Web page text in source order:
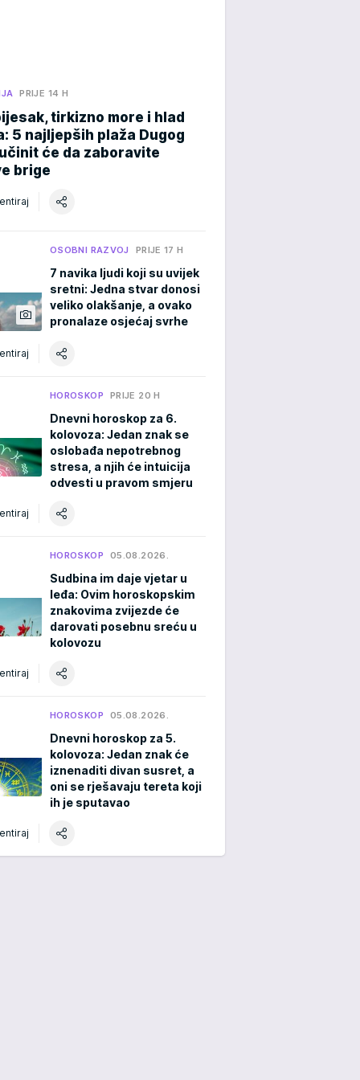
PRIJE 14 H
tirkizno more i hlad
5 najljepših plaža Dugog
će da zaboravite
brige
OSOBNI RAZVOJ PRIJE 17 H
7 navika ljudi koji su uvijek
sretni: Jedna stvar donosi
veliko olakšanje, a ovako
pronalaze osjećaj svrhe
HOROSKOP PRIJE 20 H
Dnevni horoskop za 6.
kolovoza: Jedan znak se
oslobađa nepotrebnog
stresa, a njih će intuicija
odvesti u pravom smjeru
HOROSKOP 05.08.2026.
Sudbina im daje vjetar u
leđa: Ovim horoskopskim
znakovima zvijezde će
darovati posebnu sreću u
kolovozu
HOROSKOP 05.08.2026.
Dnevni horoskop za 5.
kolovoza: Jedan znak će
iznenaditi divan susret, a
oni se rješavaju tereta koji
ih je sputavao